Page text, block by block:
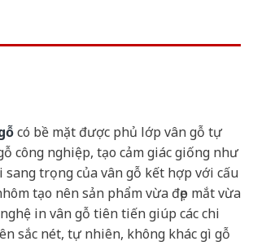
có bề mặt được phủ lớp vân gỗ tự
công nghiệp, tạo cảm giác giống như
sang trọng của vân gỗ kết hợp với cấu
tạo nên sản phẩm vừa đẹp mắt vừa
in vân gỗ tiên tiến giúp các chi
sắc nét, tự nhiên, không khác gì gỗ